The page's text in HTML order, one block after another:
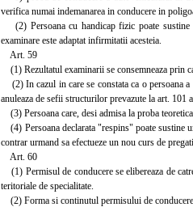
verifica numai indemanarea in conducere in
(2) Persoana cu handicap fizic poate sustine
examinare este adaptat infirmitatii acesteia.
Art. 59
(1) Rezultatul examinarii se consemneaza prin
(2) In cazul in care se constata ca o persoana
anuleaza de sefii structurilor prevazute la art. 101
(3) Persoana care, desi admisa la proba
(4) Persoana declarata "respins" poate sustine
contrar urmand sa efectueze un nou curs de
Art. 60
(1) Permisul de conducere se elibereaza de
teritoriale de specialitate.
(2) Forma si continutul permisului de